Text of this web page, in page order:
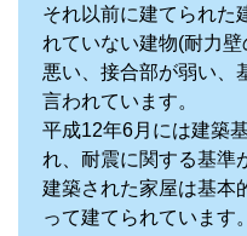
それ以前に建てられた
れていない建物(耐力
悪い、接合部が弱い、
言われています。
平成12年6月には建築
れ、耐震に関する基準
建築された家屋は基本
って建てられています。